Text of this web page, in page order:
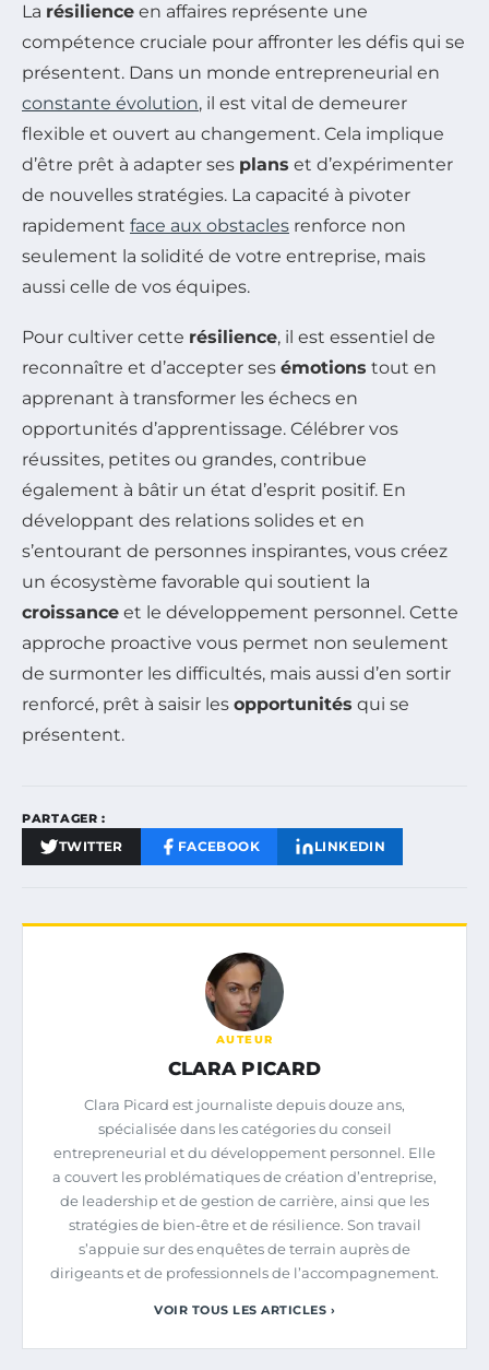
La résilience en affaires représente une
compétence cruciale pour affronter les défis qui se
présentent. Dans un monde entrepreneurial en
constante évolution, il est vital de demeurer
flexible et ouvert au changement. Cela implique
d’être prêt à adapter ses plans et d’expérimenter
de nouvelles stratégies. La capacité à pivoter
rapidement face aux obstacles renforce non
seulement la solidité de votre entreprise, mais
aussi celle de vos équipes.
Pour cultiver cette résilience, il est essentiel de
reconnaître et d’accepter ses émotions tout en
apprenant à transformer les échecs en
opportunités d’apprentissage. Célébrer vos
réussites, petites ou grandes, contribue
également à bâtir un état d’esprit positif. En
développant des relations solides et en
s’entourant de personnes inspirantes, vous créez
un écosystème favorable qui soutient la
croissance et le développement personnel. Cette
approche proactive vous permet non seulement
de surmonter les difficultés, mais aussi d’en sortir
renforcé, prêt à saisir les opportunités qui se
présentent.
PARTAGER :
TWITTER FACEBOOK LINKEDIN
AUTEUR
CLARA PICARD
Clara Picard est journaliste depuis douze ans,
spécialisée dans les catégories du conseil
entrepreneurial et du développement personnel. Elle
a couvert les problématiques de création d’entreprise,
de leadership et de gestion de carrière, ainsi que les
stratégies de bien-être et de résilience. Son travail
s’appuie sur des enquêtes de terrain auprès de
dirigeants et de professionnels de l’accompagnement.
VOIR TOUS LES ARTICLES ›